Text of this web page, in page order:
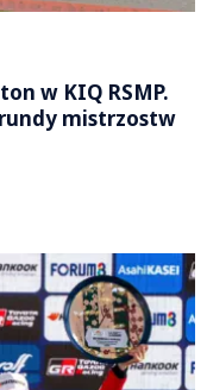
w KIQ RSMP.
mistrzostw